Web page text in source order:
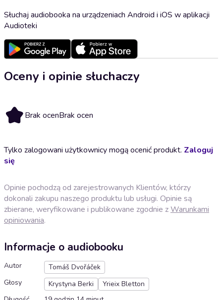
Słuchaj audiobooka na urządzeniach Android i iOS w aplikacji
Audioteki
Oceny i opinie słuchaczy
Brak ocenBrak ocen
Tylko zalogowani użytkownicy mogą ocenić produkt. Zaloguj
się
Opinie pochodzą od zarejestrowanych Klientów, którzy
dokonali zakupu naszego produktu lub usługi. Opinie są
zbierane, weryfikowane i publikowane zgodnie zWarunkami
opiniowania.
Informacje o audiobooku
Autor
Tomáš Dvořáček
Głosy
Krystyna Berki
Yrieix Bletton